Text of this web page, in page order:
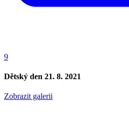
9
Dětský den 21. 8. 2021
Zobrazit galerii